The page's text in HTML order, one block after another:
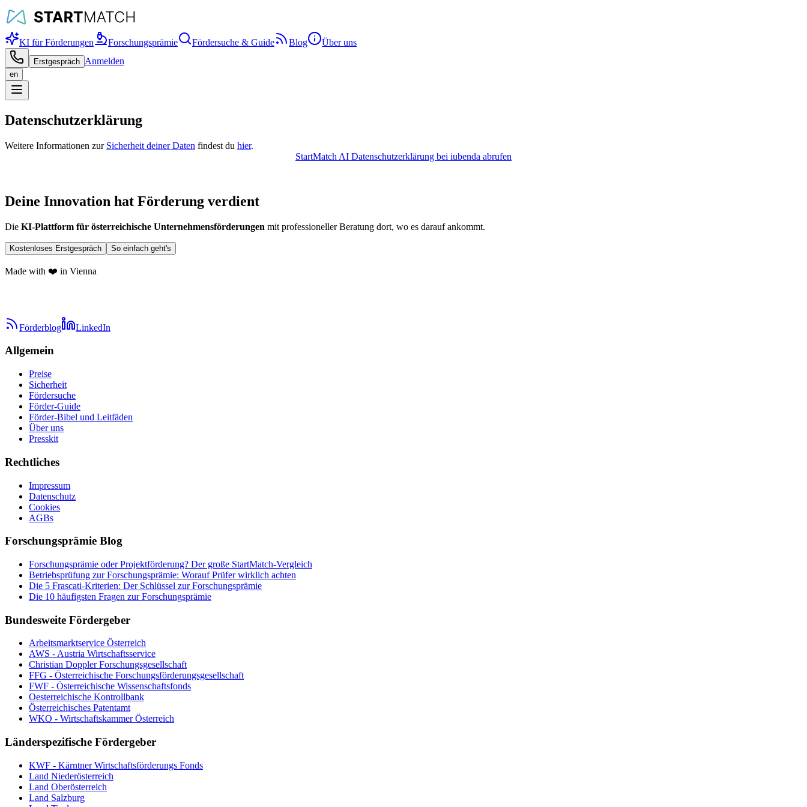
KI für Förderungen Forschungsprämie Fördersuche & Guide Blog Über uns
Erstgespräch Anmelden
en
Datenschutzerklärung
Weitere Informationen zur Sicherheit deiner Daten findest du hier.
StartMatch AI Datenschutzerklärung bei iubenda abrufen
Deine Innovation hat Förderung verdient
Die KI-Plattform für österreichische Unternehmensförderungen mit professioneller Beratung dort, wo es darauf ankommt.
Kostenloses Erstgespräch So einfach geht's
Made with ❤️ in Vienna
Förderblog LinkedIn
Allgemein
Preise
Sicherheit
Fördersuche
Förder-Guide
Förder-Bibel und Leitfäden
Über uns
Presskit
Rechtliches
Impressum
Datenschutz
Cookies
AGBs
Forschungsprämie Blog
Forschungsprämie oder Projektförderung? Der große StartMatch-Vergleich
Betriebsprüfung zur Forschungsprämie: Worauf Prüfer wirklich achten
Die 5 Frascati-Kriterien: Der Schlüssel zur Forschungsprämie
Die 10 häufigsten Fragen zur Forschungsprämie
Bundesweite Fördergeber
Arbeitsmarktservice Österreich
AWS - Austria Wirtschaftsservice
Christian Doppler Forschungsgesellschaft
FFG - Österreichische Forschungs­förderungs­gesellschaft
FWF - Österreichische Wissenschaftsfonds
Oesterreichische Kontrollbank
Österreichisches Patentamt
WKO - Wirtschaftskammer Österreich
Länderspezifische Fördergeber
KWF - Kärntner Wirtschaftsförderungs Fonds
Land Niederösterreich
Land Oberösterreich
Land Salzburg